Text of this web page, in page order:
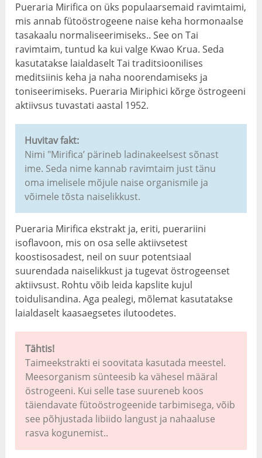
Pueraria Mirifica on üks populaarsemaid ravimtaimi,
mis annab fütoöstrogeene naise keha hormonaalse
tasakaalu normaliseerimiseks.. See on Tai
ravimtaim, tuntud ka kui valge Kwao Krua. Seda
kasutatakse laialdaselt Tai traditsioonilises
meditsiinis keha ja naha noorendamiseks ja
toniseerimiseks. Pueraria Miriphici kõrge östrogeeni
aktiivsus tuvastati aastal 1952.
Huvitav fakt:
Nimi "Mirifica’ pärineb ladinakeelsest sõnast
ime. Seda nime kannab ravimtaim just tänu
oma imelisele mõjule naise organismile ja
võimele tõsta naiselikkust.
Pueraria Mirifica ekstrakt ja, eriti, puerariini
isoflavoon, mis on osa selle aktiivsetest
koostisosadest, neil on suur potentsiaal
suurendada naiselikkust ja tugevat östrogeenset
aktiivsust. Rohtu võib leida kapslite kujul
toidulisandina. Aga pealegi, mõlemat kasutatakse
laialdaselt kaasaegsetes ilutoodetes.
Tähtis!
Taimeekstrakti ei soovitata kasutada meestel.
Meesorganism sünteesib ka vähesel määral
östrogeeni. Kui selle tase suureneb koos
täiendavate fütoöstrogeenide tarbimisega, võib
see põhjustada libiido langust ja nahaaluse
rasva kogunemist..